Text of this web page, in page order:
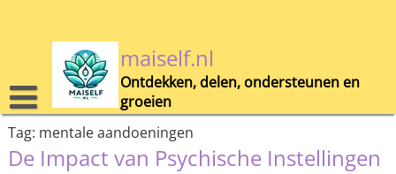
maiself.nl
Ontdekken, delen, ondersteunen en
groeien
Tag: mentale aandoeningen
De Impact van Psychische Instellingen